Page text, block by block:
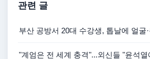
관련 글
부산 공방서 20대 수강생, 톱날에 얼굴
"계엄은 전 세계 충격"...외신들 "윤석